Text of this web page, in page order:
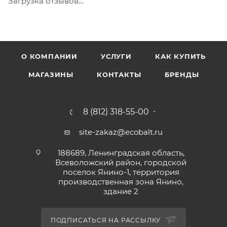
при повышенной влажности и температуре ниже
+7°С Хранение: В плотно закрытой таре при
О КОМПАНИИ УСЛУГИ КАК КУПИТЬ
МАГАЗИНЫ КОНТАКТЫ БРЕНДЫ
8 (812) 318-55-00
site-zakaz@ecobalt.ru
188689, Ленинградская область,
Всеволожский район, городской
поселок Янино-1, территория
производственная зона Янино,
здание 2
ПОДПИСАТЬСЯ НА РАССЫЛКУ